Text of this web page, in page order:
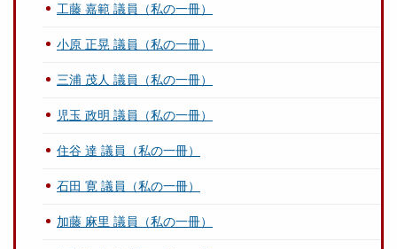
工藤 嘉範 議員（私の一冊）
小原 正晃 議員（私の一冊）
三浦 茂人 議員（私の一冊）
児玉 政明 議員（私の一冊）
住谷 達 議員（私の一冊）
石田 寛 議員（私の一冊）
加藤 麻里 議員（私の一冊）